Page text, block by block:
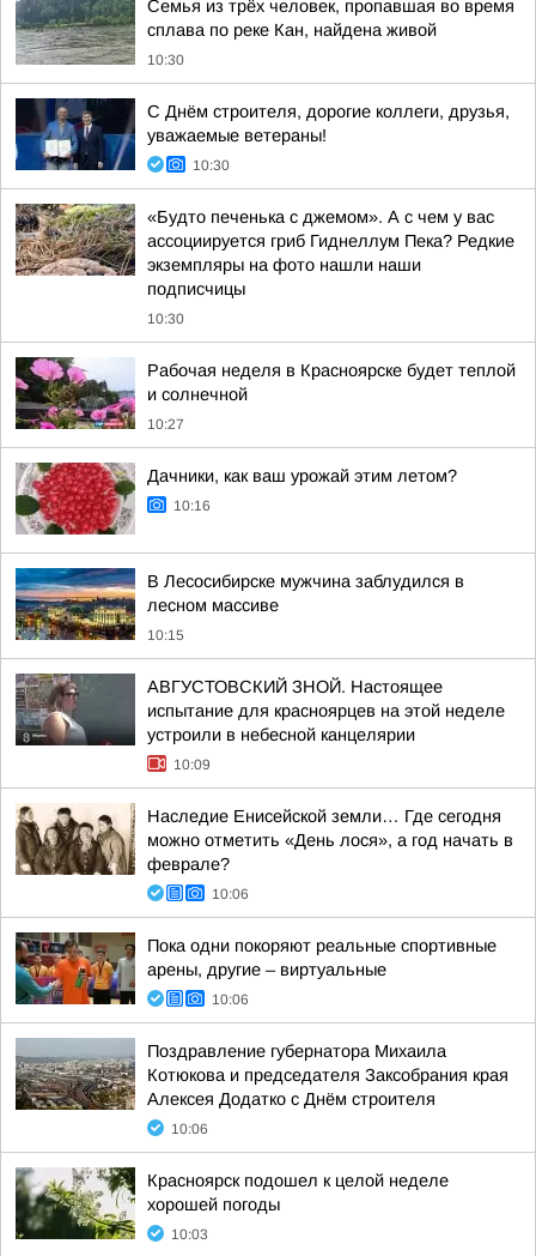
Семья из трёх человек, пропавшая во время
сплава по реке Кан, найдена живой
10:30
С Днём строителя, дорогие коллеги, друзья,
уважаемые ветераны!
10:30
«Будто печенька с джемом». А с чем у вас
ассоциируется гриб Гиднеллум Пека? Редкие
экземпляры на фото нашли наши
подписчицы
10:30
Рабочая неделя в Красноярске будет теплой
и солнечной
10:27
Дачники, как ваш урожай этим летом?
10:16
В Лесосибирске мужчина заблудился в
лесном массиве
10:15
АВГУСТОВСКИЙ ЗНОЙ. Настоящее
испытание для красноярцев на этой неделе
устроили в небесной канцелярии
10:09
Наследие Енисейской земли… Где сегодня
можно отметить «День лося», а год начать в
феврале?
10:06
Пока одни покоряют реальные спортивные
арены, другие – виртуальные
10:06
Поздравление губернатора Михаила
Котюкова и председателя Заксобрания края
Алексея Додатко с Днём строителя
10:06
Красноярск подошел к целой неделе
хорошей погоды
10:03